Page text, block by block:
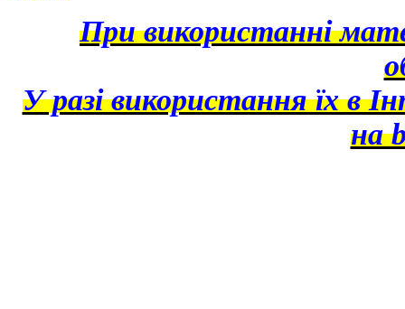
При використанні
У разі використання їх в
на